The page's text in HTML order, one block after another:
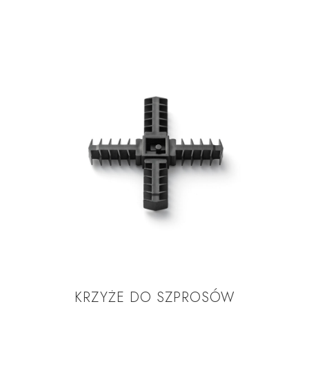
KRZYŻE DO SZPROSÓW